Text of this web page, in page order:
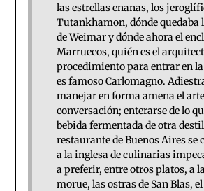
las estrellas enanas, los
Tutankhamon, dónde quedaba
de Weimar y dónde ahora el
Marruecos, quién es el
procedimiento para entrar en
es famoso Carlomagno.
manejar en forma amena el
conversación; enterarse de lo
bebida fermentada de otra
restaurante de Buenos Aires se
a la inglesa de culinarias
a preferir, entre otros platos, a
morue, las ostras de San Blas,